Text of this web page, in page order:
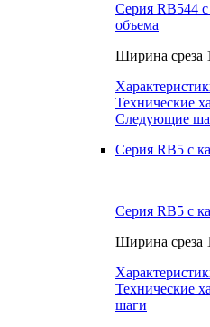
Серия RB544
объема
Ширина среза
Технические
Следующие
Серия RB5 с
Серия RB5 с
Ширина среза
Технические
шаги